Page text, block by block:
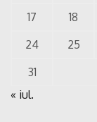
17
18
24
25
31
« iul.